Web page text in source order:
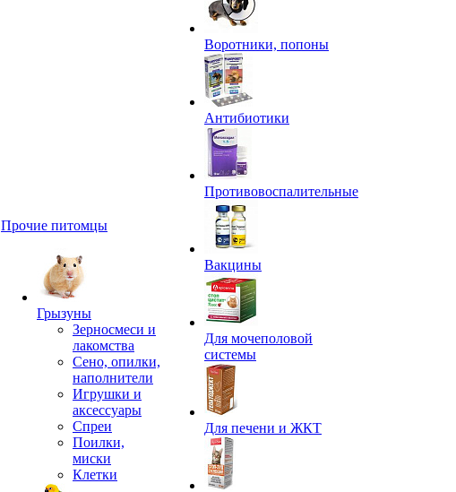
Прочие питомцы
Грызуны
Зерносмеси и
лакомства
Сено, опилки,
наполнители
Игрушки и
аксессуары
Спреи
Поилки,
миски
Клетки
Воротники, попоны
Антибиотики
Противовоспалительные
Вакцины
Для мочеполовой
системы
Для печени и ЖКТ